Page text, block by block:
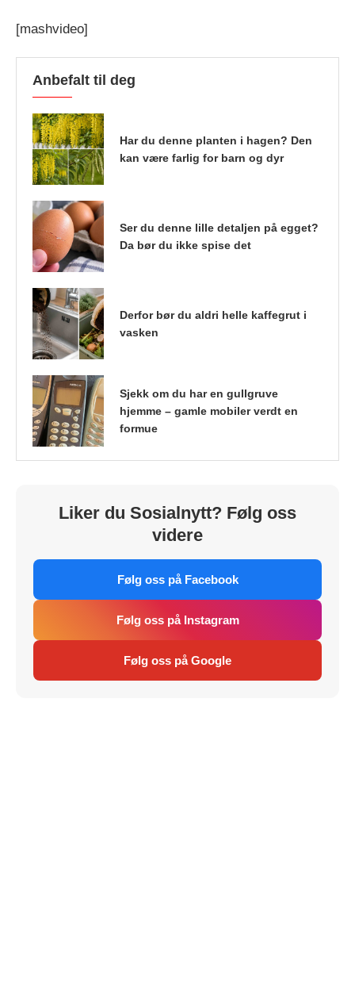
[mashvideo]
Anbefalt til deg
Har du denne planten i hagen? Den
kan være farlig for barn og dyr
Ser du denne lille detaljen på egget?
Da bør du ikke spise det
Derfor bør du aldri helle kaffegrut i
vasken
Sjekk om du har en gullgruve
hjemme – gamle mobiler verdt en
formue
Liker du Sosialnytt? Følg oss
videre
Følg oss på Facebook
Følg oss på Instagram
Følg oss på Google